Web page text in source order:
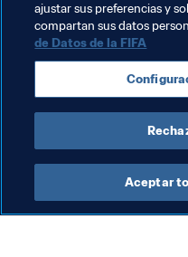
Competiciones
Costa Rica Guyana
Trinidad and Tobago
ajustar sus preferencias y
compartan sus datos
de Datos de la FIFA
Aceptar